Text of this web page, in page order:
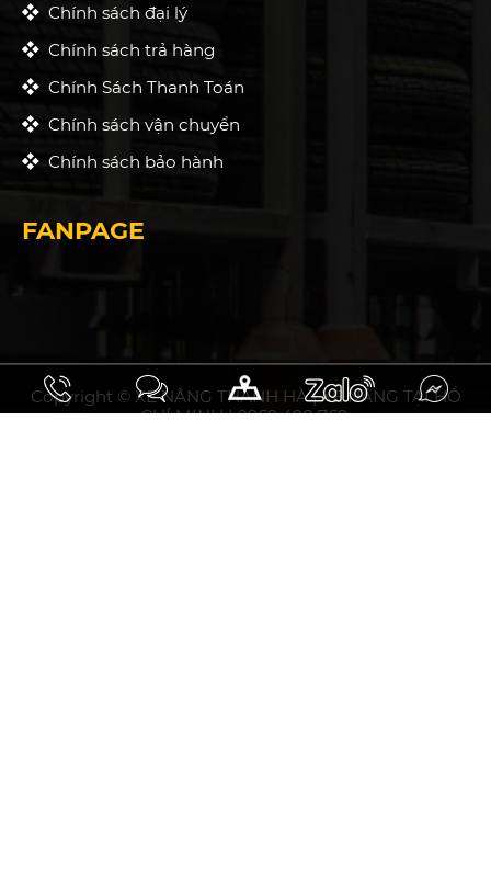
Chính sách đại lý
Chính sách trả hàng
Chính Sách Thanh Toán
Chính sách vận chuyển
Chính sách bảo hành
FANPAGE
Copyright © XE NÂNG THANH HÀ | XE NÂNG TẠI HỒ
CHÍ MINH | 0969 498 769.